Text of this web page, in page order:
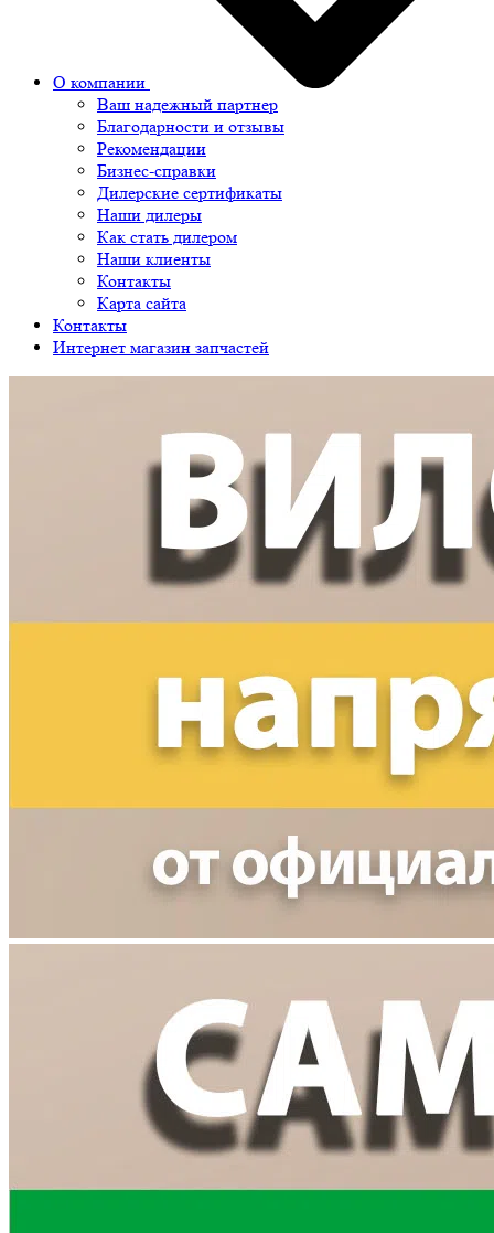
О компании
Ваш надежный партнер
Благодарности и отзывы
Рекомендации
Бизнес-справки
Дилерские сертификаты
Наши дилеры
Как стать дилером
Наши клиенты
Контакты
Карта сайта
Контакты
Интернет магазин запчастей